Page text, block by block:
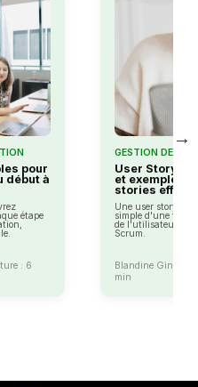
pour
début à
étape
: 6
GESTION DE
User Story :
et exemples
stories
Une user story est
simple d'une
de l'utilisateur
Scrum.
Blandine Ginhoux
min
→